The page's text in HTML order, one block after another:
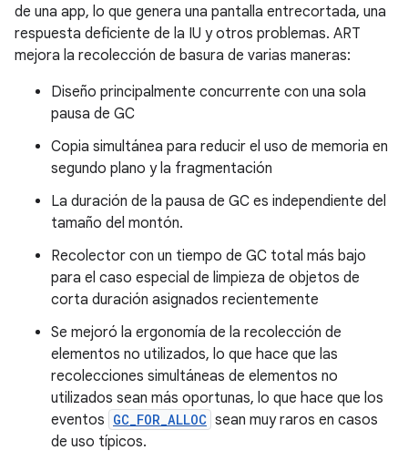
de una app, lo que genera una pantalla entrecortada, una
respuesta deficiente de la IU y otros problemas. ART
mejora la recolección de basura de varias maneras:
Diseño principalmente concurrente con una sola
pausa de GC
Copia simultánea para reducir el uso de memoria en
segundo plano y la fragmentación
La duración de la pausa de GC es independiente del
tamaño del montón.
Recolector con un tiempo de GC total más bajo
para el caso especial de limpieza de objetos de
corta duración asignados recientemente
Se mejoró la ergonomía de la recolección de
elementos no utilizados, lo que hace que las
recolecciones simultáneas de elementos no
utilizados sean más oportunas, lo que hace que los
eventos GC_FOR_ALLOC sean muy raros en casos
de uso típicos.